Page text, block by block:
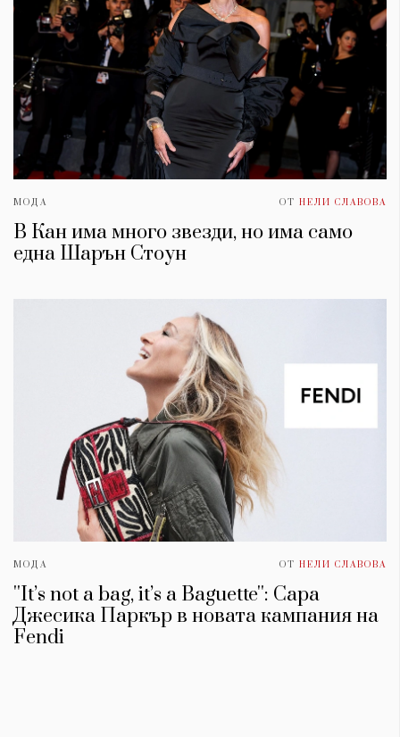
МОДА ОТ НЕЛИ СЛАВОВА
В Кан има много звезди, но има само
една Шарън Стоун
МОДА ОТ НЕЛИ СЛАВОВА
''It’s not a bag, it’s a Baguette'': Сара
Джесика Паркър в новата кампания на
Fendi